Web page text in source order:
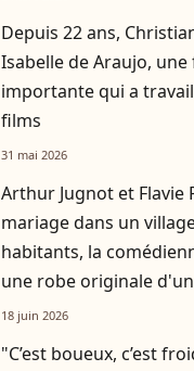
Depuis 22 ans,
Isabelle de Araujo,
importante qui a
films
31 mai 2026
Arthur Jugnot et Flavie
mariage dans un
habitants, la
une robe originale
française
18 juin 2026
"C’est boueux, c’est